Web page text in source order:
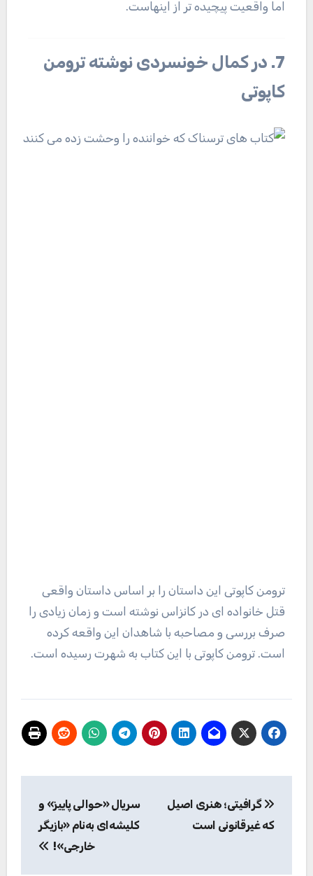
اما واقعیت پیچیده تر از اینهاست.
7. در کمال خونسردی نوشته ترومن
کاپوتی
ترومن کاپوتی این داستان را بر اساس داستان واقعی
قتل خانواده ای در کانزاس نوشته است و زمان زیادی را
صرف بررسی و مصاحبه با شاهدان این واقعه کرده
است. ترومن کاپوتی با این کتاب به شهرت رسیده است.
نوشته
گرافیتی؛ هنری اصیل
که غیرقانونی است
سریال «حوالی پاییز» و
کلیشه‌ای به‌نام «بازیگر
خارجی»! ‏